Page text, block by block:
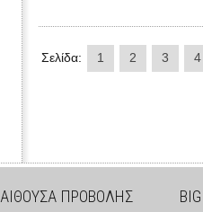
Σελίδα: 1 2 3 4
ΑΙΘΟΥΣΑ ΠΡΟΒΟΛΗΣ